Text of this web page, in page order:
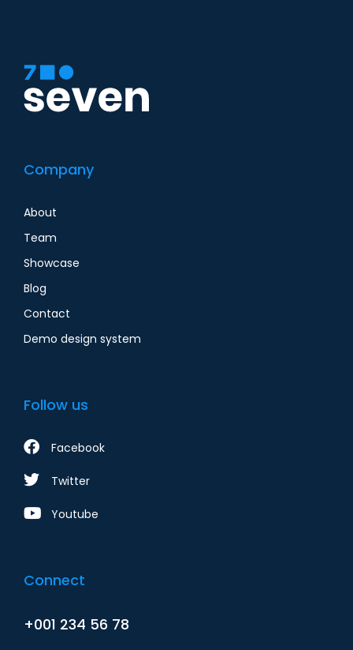
Company
About
Team
Showcase
Blog
Contact
Demo design system
Follow us
Facebook
Twitter
Youtube
Connect
+001 234 56 78